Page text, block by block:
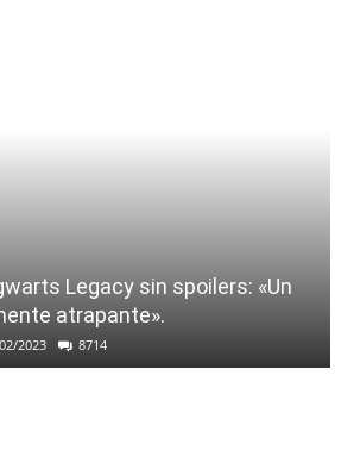
Legacy sin spoilers: «Un
atrapante».
2023 8714